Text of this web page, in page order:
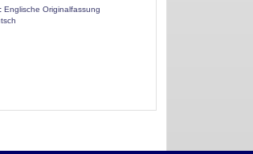
Englische Originalfassung